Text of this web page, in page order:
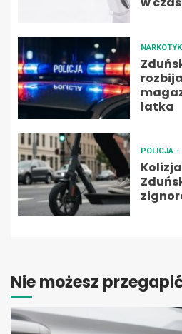
NARKOTYKI
latka
POLICJA
Nie możesz